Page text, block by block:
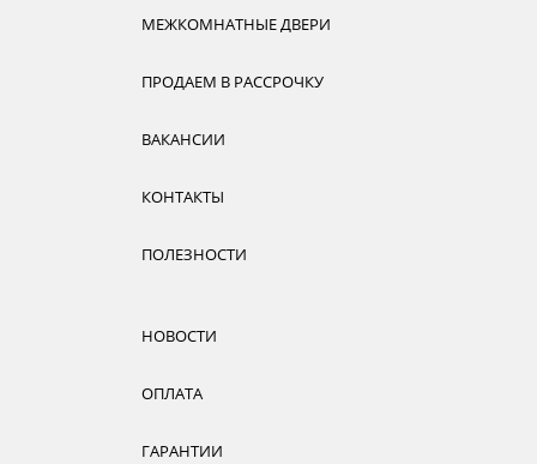
МЕЖКОМНАТНЫЕ ДВЕРИ
ПРОДАЕМ В РАССРОЧКУ
ВАКАНСИИ
КОНТАКТЫ
ПОЛЕЗНОСТИ
НОВОСТИ
ОПЛАТА
ГАРАНТИИ